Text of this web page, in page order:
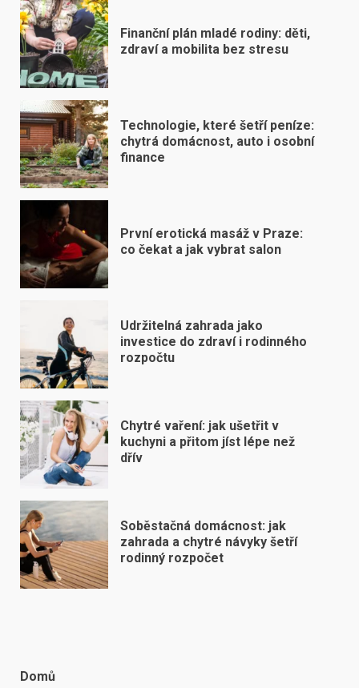
Finanční plán mladé rodiny: děti,
zdraví a mobilita bez stresu
Technologie, které šetří peníze:
chytrá domácnost, auto i osobní
finance
První erotická masáž v Praze:
co čekat a jak vybrat salon
Udržitelná zahrada jako
investice do zdraví i rodinného
rozpočtu
Chytré vaření: jak ušetřit v
kuchyni a přitom jíst lépe než
dřív
Soběstačná domácnost: jak
zahrada a chytré návyky šetří
rodinný rozpočet
Domů